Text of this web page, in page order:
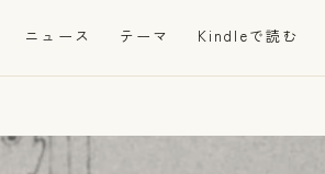
ニュース テーマ Kindleで読む